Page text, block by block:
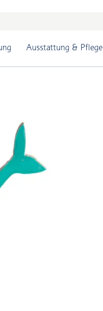
Ausstattung & Pflege